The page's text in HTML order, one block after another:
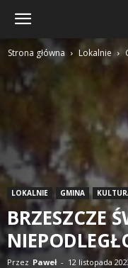
Strona główna Lokalnie
LOKALNIE GMINA
BRZESZCZE
Przez Paweł - 12 listopada